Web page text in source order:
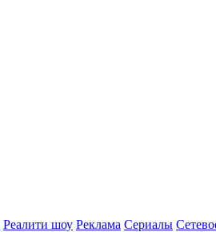
Реалити шоу Реклама Сериалы